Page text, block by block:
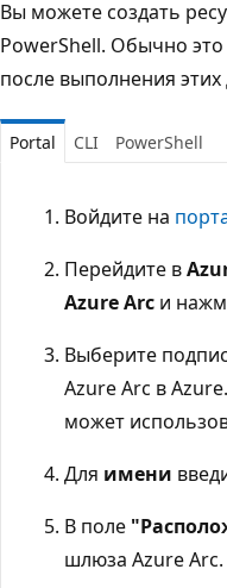
Вы можете создать
PowerShell. Обычно
после выполнения этих
Portal CLI PowerShell
Войдите на
Перейдите в
Azure Arc и
Выберите
Azure Arc в
может
Для имени
В поле
шлюза Azure